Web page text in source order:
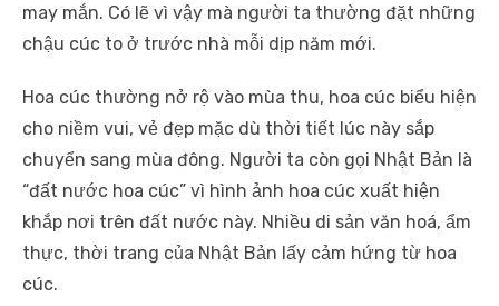
may mắn. Có lẽ vì vậy mà người ta thường đặt những
chậu cúc to ở trước nhà mỗi dịp năm mới.
Hoa cúc thường nở rộ vào mùa thu, hoa cúc biểu hiện
cho niềm vui, vẻ đẹp mặc dù thời tiết lúc này sắp
chuyển sang mùa đông. Người ta còn gọi Nhật Bản là
“đất nước hoa cúc” vì hình ảnh hoa cúc xuất hiện
khắp nơi trên đất nước này. Nhiều di sản văn hoá, ẩm
thực, thời trang của Nhật Bản lấy cảm hứng từ hoa
cúc.